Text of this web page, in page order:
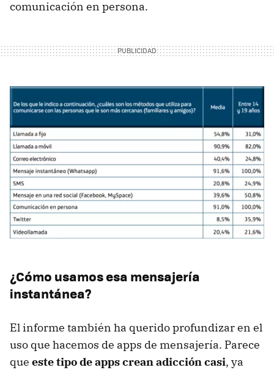
comunicación en persona.
¿Cómo usamos esa mensajería
instantánea?
El informe también ha querido profundizar en el
uso que hacemos de apps de mensajería. Parece
que este tipo de apps crean adicción casi, ya